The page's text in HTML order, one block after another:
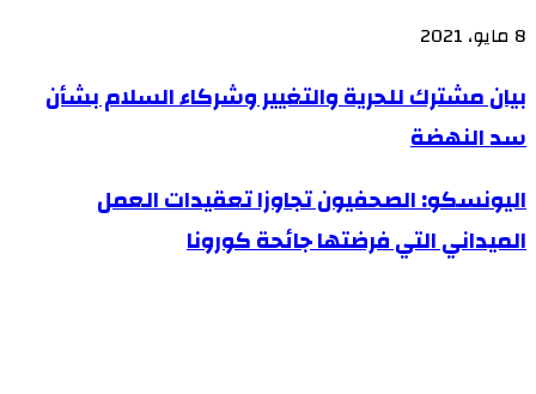
8 مايو، 2021
بيان
مشترك
والتغيير
وشركاء
بيان مشترك للحرية والتغيير وشركاء السلام بشأن
سد النهضة
اليونسكو:
الصحفيون
اليونسكو: الصحفيون تجاوزا تعقيدات العمل
الميداني التي فرضتها جائحة كورونا